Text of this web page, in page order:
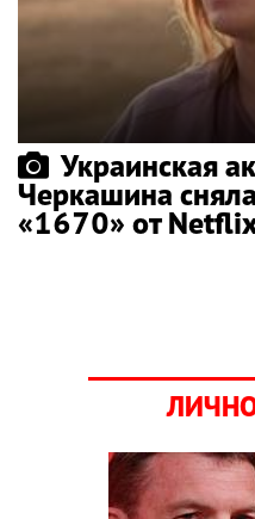
Украинская
Черкашина
«1670» от